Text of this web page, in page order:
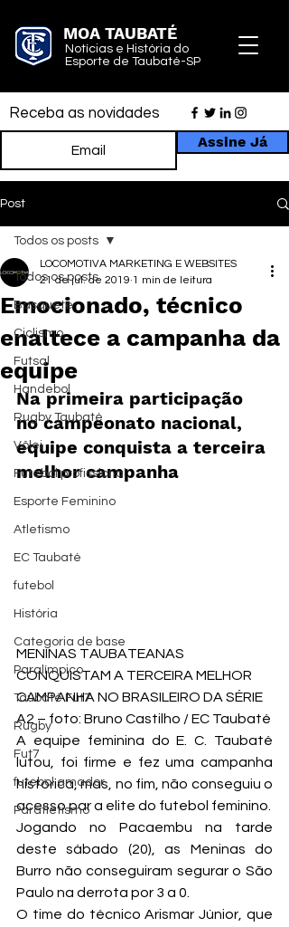
MOA TAUBATÉ
Notícias e História do
Esporte de Taubaté-SP
Receba as novidades
Assine Já
Post
Todos os posts
Basquete
Ciclismo
Futsal
Handebol
Rugby Taubaté
Vôlei
Futebol profissional
Esporte Feminino
Atletismo
EC Taubaté
futebol
História
Categoria de base
Paralímpico
Taubaté Fut7
Rugby
Fut7
futebol amador
Paratletismo
Todos os posts
Emocionado, técnico
enaltece a campanha da
equipe
LOCOMOTIVA MARKETING E WEBSITES
21 de jul. de 2019 1 min de leitura
Na primeira participação
no campeonato nacional,
equipe conquista a terceira
melhor campanha
MENINAS TAUBATEANAS
CONQUISTAM A TERCEIRA MELHOR
CAMPANHA NO BRASILEIRO DA SÉRIE
A2 – foto: Bruno Castilho / EC Taubaté
A equipe feminina do E. C. Taubaté
lutou, foi firme e fez uma campanha
histórica, mas, no fim, não conseguiu o
acesso par a elite do futebol feminino.
Jogando no Pacaembu na tarde
deste sábado (20), as Meninas do
Burro não conseguiram segurar o São
Paulo na derrota por 3 a 0.
O time do técnico Arismar Júnior, que